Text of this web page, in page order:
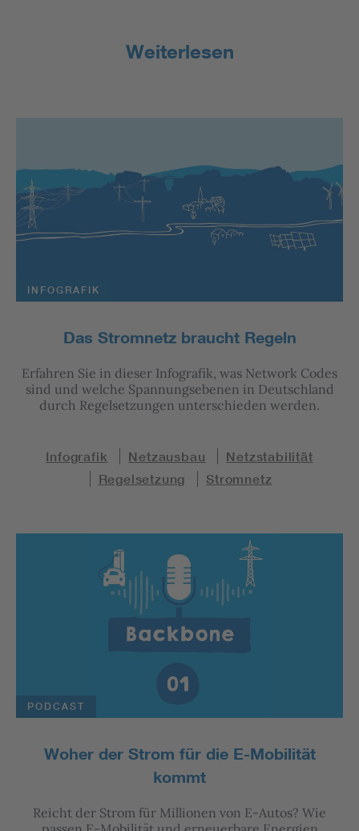
Weiterlesen
INFOGRAFIK
Das Stromnetz braucht Regeln
Erfahren Sie in dieser Infografik, was Network Codes
sind und welche Spannungsebenen in Deutschland
durch Regelsetzungen unterschieden werden.
Infografik Netzausbau
Netzstabilität
Regelsetzung
Stromnetz
PODCAST
Woher der Strom für die E-Mobilität
kommt
Reicht der Strom für Millionen von E-Autos? Wie